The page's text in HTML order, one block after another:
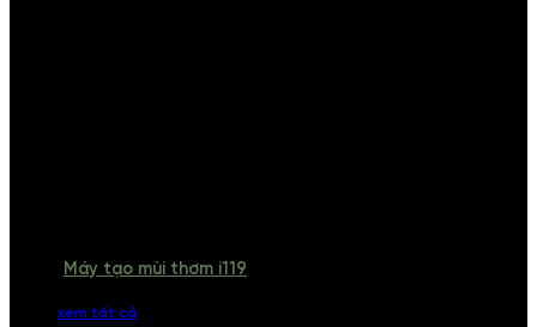
Máy tạo mùi thơm i119
xem tất cả